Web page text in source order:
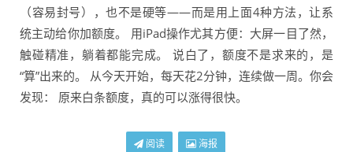
（容易封号），也不是硬等——而是用上面4种方法，让系
统主动给你加额度。 用iPad操作尤其方便：大屏一目了然，
触碰精准，躺着都能完成。 说白了，额度不是求来的，是
“算”出来的。 从今天开始，每天花2分钟，连续做一周。你会
发现： 原来白条额度，真的可以涨得很快。
阅读 海报